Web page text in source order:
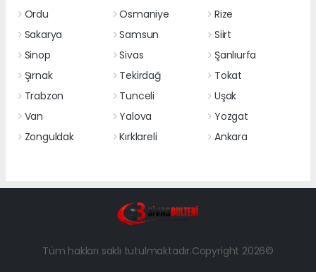
Ordu
Osmaniye
Rize
Sakarya
Samsun
Siirt
Sinop
Sivas
Şanlıurfa
Şırnak
Tekirdağ
Tokat
Trabzon
Tunceli
Uşak
Van
Yalova
Yozgat
Zonguldak
Kırklareli Ankara
Tüm hakları saklı tutulmaktadır.Copyright 2026©